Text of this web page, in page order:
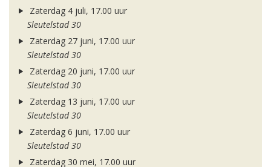
Zaterdag 4 juli, 17.00 uur
Sleutelstad 30
Zaterdag 27 juni, 17.00 uur
Sleutelstad 30
Zaterdag 20 juni, 17.00 uur
Sleutelstad 30
Zaterdag 13 juni, 17.00 uur
Sleutelstad 30
Zaterdag 6 juni, 17.00 uur
Sleutelstad 30
Zaterdag 30 mei, 17.00 uur